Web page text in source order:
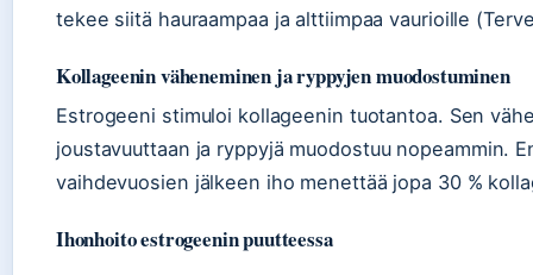
tekee siitä hauraampaa ja alttiimpaa vaurioille
Kollageenin väheneminen ja ryppyjen muodostuminen
Estrogeeni stimuloi kollageenin tuotantoa. Sen
joustavuuttaan ja ryppyjä muodostuu nopeammin.
vaihdevuosien jälkeen iho menettää jopa 30 %
Ihonhoito estrogeenin puutteessa